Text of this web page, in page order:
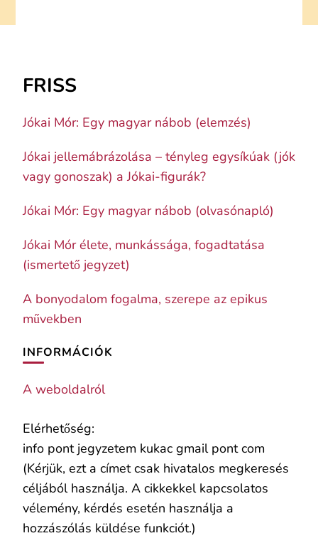
FRISS
Jókai Mór: Egy magyar nábob (elemzés)
Jókai jellemábrázolása – tényleg egysíkúak (jók
vagy gonoszak) a Jókai-figurák?
Jókai Mór: Egy magyar nábob (olvasónapló)
Jókai Mór élete, munkássága, fogadtatása
(ismertető jegyzet)
A bonyodalom fogalma, szerepe az epikus
művekben
INFORMÁCIÓK
A weboldalról
Elérhetőség:
info pont jegyzetem kukac gmail pont com
(Kérjük, ezt a címet csak hivatalos megkeresés
céljából használja. A cikkekkel kapcsolatos
vélemény, kérdés esetén használja a
hozzászólás küldése funkciót.)